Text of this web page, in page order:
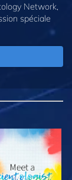
Network,
spéciale